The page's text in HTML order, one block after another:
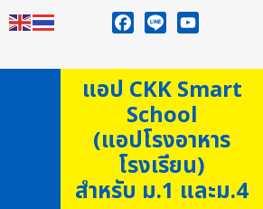
แอป CKK Smart
School
(แอปโรงอาหาร
โรงเรียน)
สำหรับ ม.1 และม.4